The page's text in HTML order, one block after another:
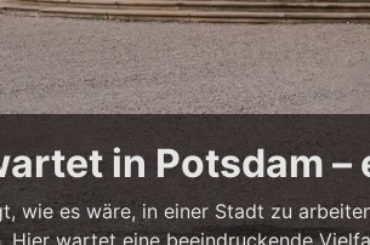
in Potsdam
wie es wäre, in einer Stadt zu